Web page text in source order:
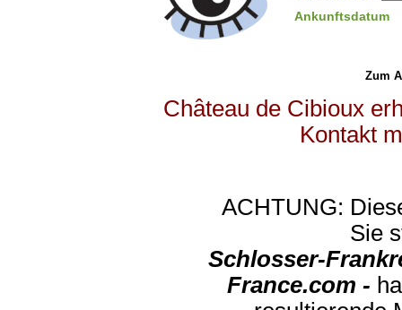
Ankunftsdatum
Zum
Château de Cibioux
Kontakt
ACHTUNG:
Sie
Schlosser-
France.com -